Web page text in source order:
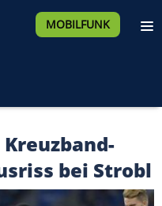
MOBILFUNK
bei Strobl